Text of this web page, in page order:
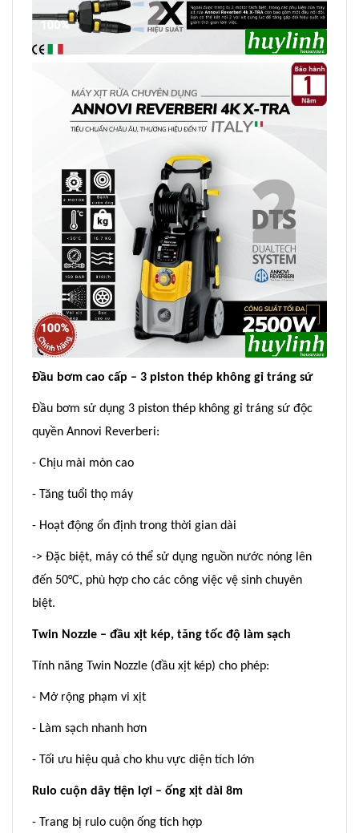
Đầu bơm cao cấp – 3 piston thép không gỉ tráng sứ
Đầu bơm sử dụng 3 piston thép không gỉ tráng sứ độc
quyền Annovi Reverberi:
- Chịu mài mòn cao
- Tăng tuổi thọ máy
- Hoạt động ổn định trong thời gian dài
-> Đặc biệt, máy có thể sử dụng nguồn nước nóng lên
đến 50°C, phù hợp cho các công việc vệ sinh chuyên
biệt.
Twin Nozzle – đầu xịt kép, tăng tốc độ làm sạch
Tính năng Twin Nozzle (đầu xịt kép) cho phép:
- Mở rộng phạm vi xịt
- Làm sạch nhanh hơn
- Tối ưu hiệu quả cho khu vực diện tích lớn
Rulo cuộn dây tiện lợi – ống xịt dài 8m
- Trang bị rulo cuộn ống tích hợp